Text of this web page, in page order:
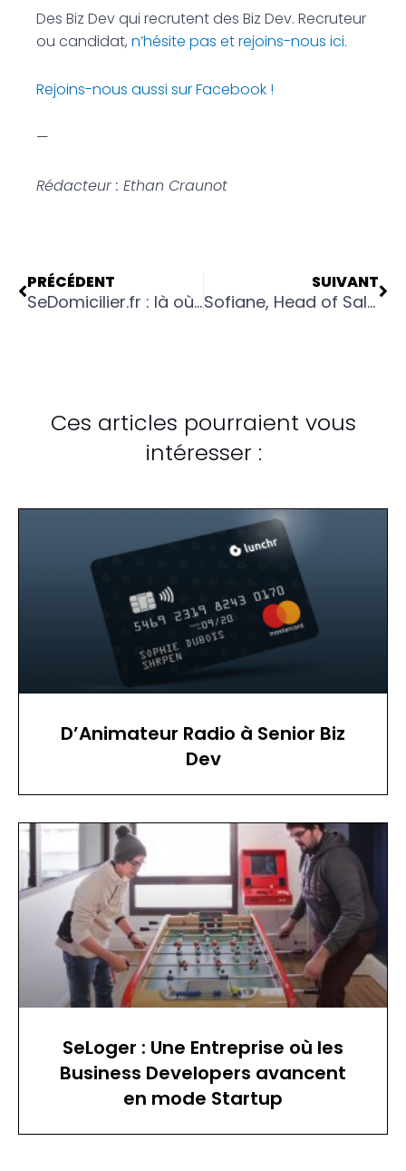
Des Biz Dev qui recrutent des Biz Dev. Recruteur
ou candidat, n’hésite pas et rejoins-nous ici.
Rejoins-nous aussi sur Facebook !
—
Rédacteur : Ethan Craunot
PRÉCÉDENT
SeDomicilier.fr : là où les Biz Devs ne s’ennuient jamais
SUIVANT
Sofiane, Head of Sales chez Popchef : Biz Dev Atypique et Challengeur
Ces articles pourraient vous
intéresser :
D’Animateur Radio à Senior Biz
Dev
SeLoger : Une Entreprise où les
Business Developers avancent
en mode Startup